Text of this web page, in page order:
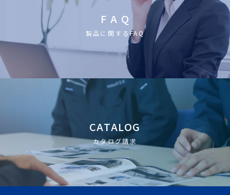
F A Q
製品に関するFAQ
CATALOG
カタログ請求